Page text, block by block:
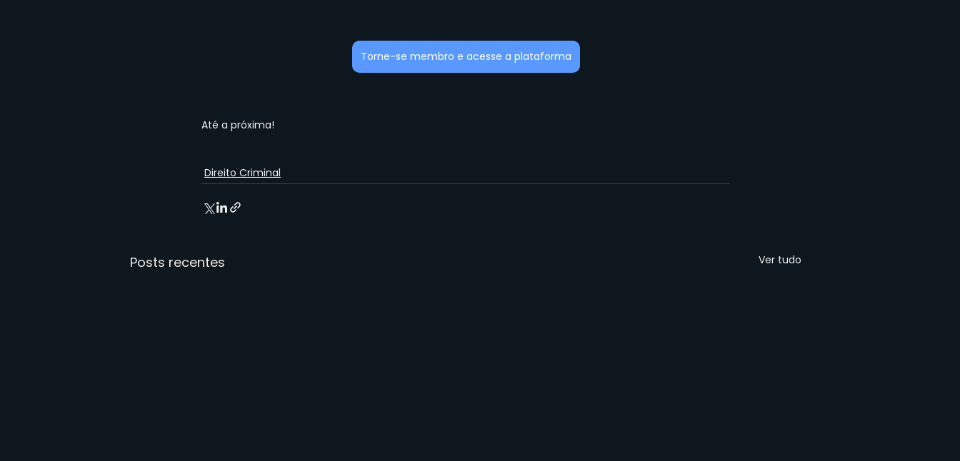
Torne-se membro e acesse a plataforma
Até a próxima!
Direito Criminal
Posts recentes Ver tudo